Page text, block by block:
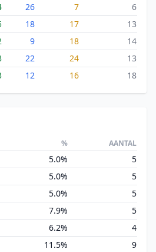
26 7
6
18 17
13
9 18
14
22 24
13
12 16 18
% AANTAL
5.0%
5
5.0%
5
5.0%
5
7.9%
5
6.2%
4
11.5% 9